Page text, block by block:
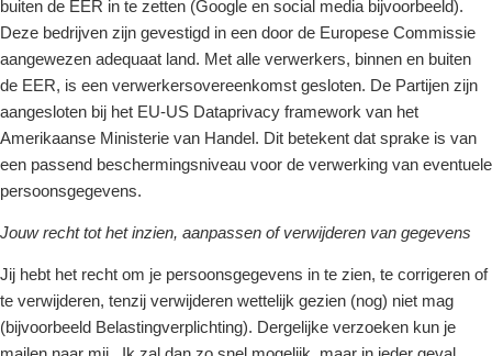
buiten de EER in te zetten (Google en social media bijvoorbeeld).
Deze bedrijven zijn gevestigd in een door de Europese Commissie
aangewezen adequaat land. Met alle verwerkers, binnen en buiten
de EER, is een verwerkersovereenkomst gesloten. De Partijen zijn
aangesloten bij het EU-US Dataprivacy framework van het
Amerikaanse Ministerie van Handel. Dit betekent dat sprake is van
een passend beschermingsniveau voor de verwerking van eventuele
persoonsgegevens.
Jouw recht tot het inzien, aanpassen of verwijderen van gegevens
Jij hebt het recht om je persoonsgegevens in te zien, te corrigeren of
te verwijderen, tenzij verwijderen wettelijk gezien (nog) niet mag
(bijvoorbeeld Belastingverplichting). Dergelijke verzoeken kun je